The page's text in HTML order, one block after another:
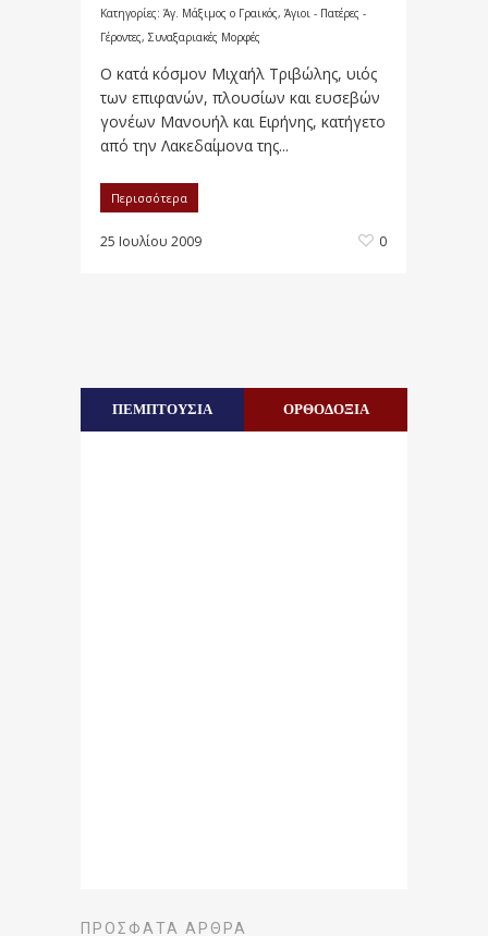
Κατηγορίες: Άγ. Μάξιμος ο Γραικός, Άγιοι - Πατέρες -
Γέροντες, Συναξαριακές Μορφές
Ο κατά κόσμον Μιχαήλ Τριβώλης, υιός
των επιφανών, πλουσίων και ευσεβών
γονέων Μανουήλ και Ειρήνης, κατήγετο
από την Λακεδαίμονα της...
Περισσότερα
25 Ιουλίου 2009 0
ΠΕΜΠΤΟΥΣΙΑ ΟΡΘΟΔΟΞΙΑ
ΠΡΌΣΦΑΤΑ ΆΡΘΡΑ